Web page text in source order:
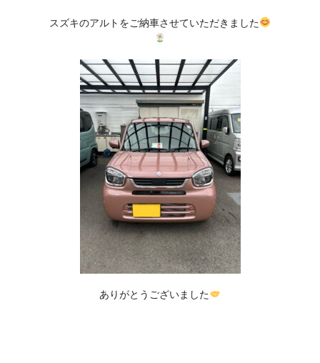
スズキのアルトをご納車させていただきました
ありがとうございました